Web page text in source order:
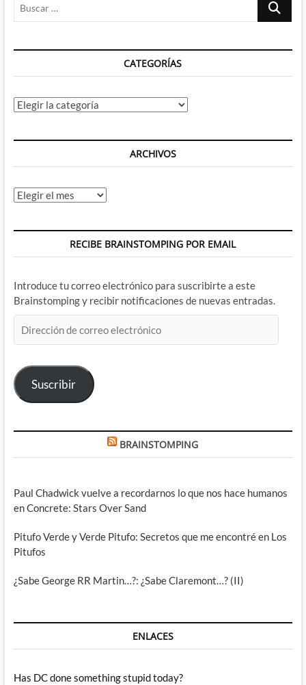
CATEGORÍAS
Categorías
ARCHIVOS
Archivos
RECIBE BRAINSTOMPING POR EMAIL
Introduce tu correo electrónico para suscribirte a este
Brainstomping y recibir notificaciones de nuevas entradas.
de
electrónico
Suscribir
BRAINSTOMPING
Paul Chadwick vuelve a recordarnos lo que nos hace humanos
en Concrete: Stars Over Sand
Pitufo Verde y Verde Pitufo: Secretos que me encontré en Los
Pitufos
¿Sabe George RR Martin…?: ¿Sabe Claremont…? (II)
ENLACES
Has DC done something stupid today?